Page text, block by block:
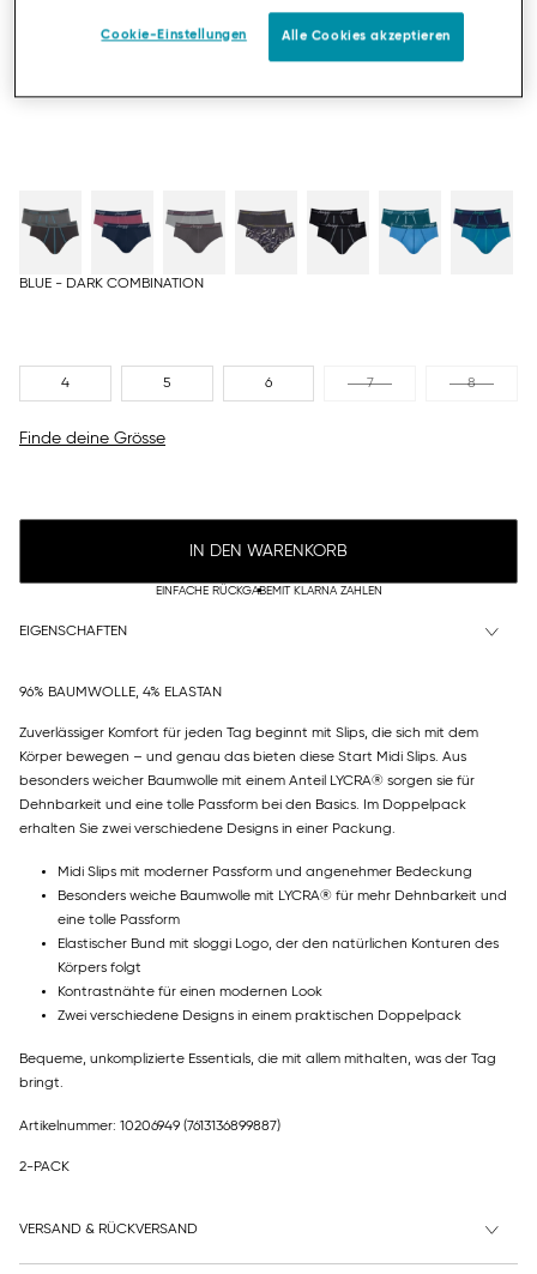
BLUE - DARK COMBINATION
4 5 6 7 8
Finde deine Grösse
IN DEN WARENKORB
EINFACHE RÜCKGABEMIT KLARNA ZAHLEN
EIGENSCHAFTEN
96% BAUMWOLLE, 4% ELASTAN
Zuverlässiger Komfort für jeden Tag beginnt mit Slips, die sich mit dem
Körper bewegen – und genau das bieten diese Start Midi Slips. Aus
besonders weicher Baumwolle mit einem Anteil LYCRA® sorgen sie für
Dehnbarkeit und eine tolle Passform bei den Basics. Im Doppelpack
erhalten Sie zwei verschiedene Designs in einer Packung.
Midi Slips mit moderner Passform und angenehmer Bedeckung
Besonders weiche Baumwolle mit LYCRA® für mehr Dehnbarkeit und
eine tolle Passform
Elastischer Bund mit sloggi Logo, der den natürlichen Konturen des
Körpers folgt
Kontrastnähte für einen modernen Look
Zwei verschiedene Designs in einem praktischen Doppelpack
Bequeme, unkomplizierte Essentials, die mit allem mithalten, was der Tag
bringt.
Artikelnummer: 10206949 (7613136899887)
2-PACK
VERSAND & RÜCKVERSAND
Cookie-Einstellungen Alle Cookies akzeptieren